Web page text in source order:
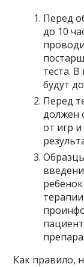
Перед
до 10
теста.
будут
Перед
должен
от игр
Как правило,